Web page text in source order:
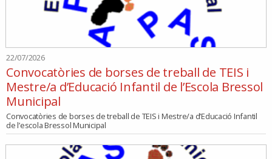
22/07/2026
Convocatòries de borses de treball de TEIS i
Mestre/a d’Educació Infantil de l’Escola Bressol
Municipal
Convocatòries de borses de treball de TEIS i Mestre/a d’Educació Infantil
de l’escola Bressol Municipal